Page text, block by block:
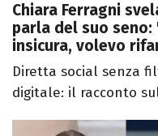
Chiara Ferragni
parla del suo
insicura, volevo
Diretta social senza
digitale: il racconto